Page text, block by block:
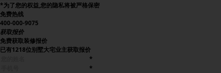
*为了您的权益,您的隐私将被严格保密
免费热线
400-000-9075
获取报价
免费获取装修报价
已有1218位别墅大宅业主获取报价
*
*